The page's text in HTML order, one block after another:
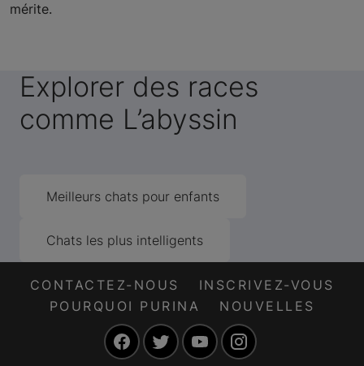
mérite.
Explorer des races
comme L’abyssin
Meilleurs chats pour enfants
Chats les plus intelligents
CONTACTEZ-NOUS
INSCRIVEZ-VOUS
POURQUOI PURINA
NOUVELLES
FacebookTwitter YouTube